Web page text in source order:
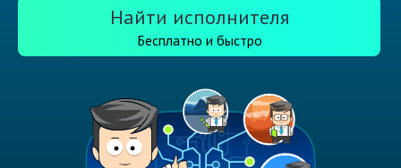
Найти исполнителя
Бесплатно и быстро